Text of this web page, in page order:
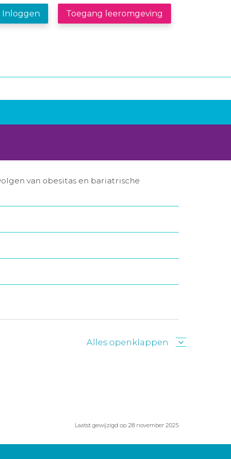
Inloggen Toegang leeromgeving
van obesitas en bariatrische
Alles openklappen
Laatst gewijzigd op 28 november 2025